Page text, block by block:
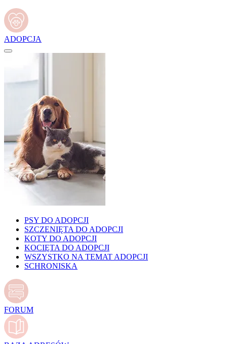
ADOPCJA
PSY DO ADOPCJI
SZCZENIĘTA DO ADOPCJI
KOTY DO ADOPCJI
KOCIĘTA DO ADOPCJI
WSZYSTKO NA TEMAT ADOPCJI
SCHRONISKA
FORUM